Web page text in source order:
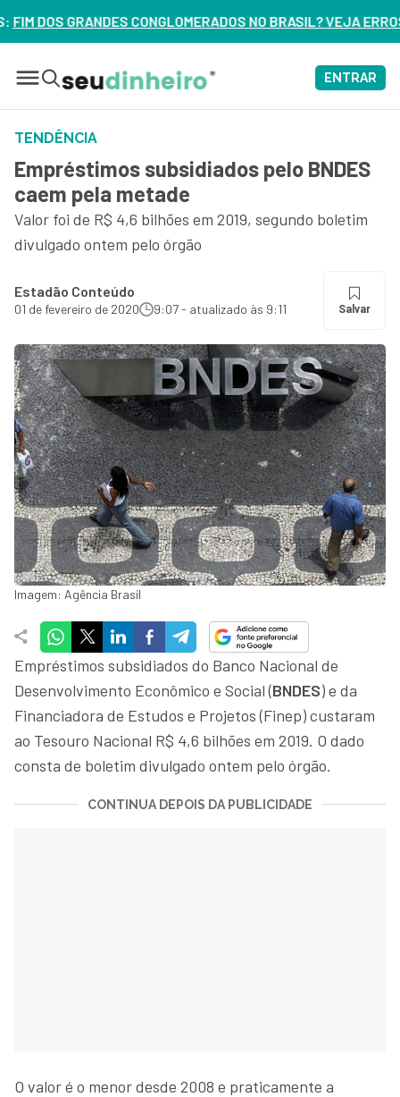
NO BRASIL? VEJA ERROS DE 3 DELES – ASSISTA
ENTRAR
TENDÊNCIA
Empréstimos subsidiados pelo BNDES
caem pela metade
Valor foi de R$ 4,6 bilhões em 2019, segundo boletim
divulgado ontem pelo órgão
Estadão Conteúdo
01 de fevereiro de 2020 9:07 - atualizado às 9:11 Salvar
Imagem: Agência Brasil
Empréstimos subsidiados do Banco Nacional de
Desenvolvimento Econômico e Social (BNDES) e da
Financiadora de Estudos e Projetos (Finep) custaram
ao Tesouro Nacional R$ 4,6 bilhões em 2019. O dado
consta de boletim divulgado ontem pelo órgão.
CONTINUA DEPOIS DA PUBLICIDADE
O valor é o menor desde 2008 e praticamente a